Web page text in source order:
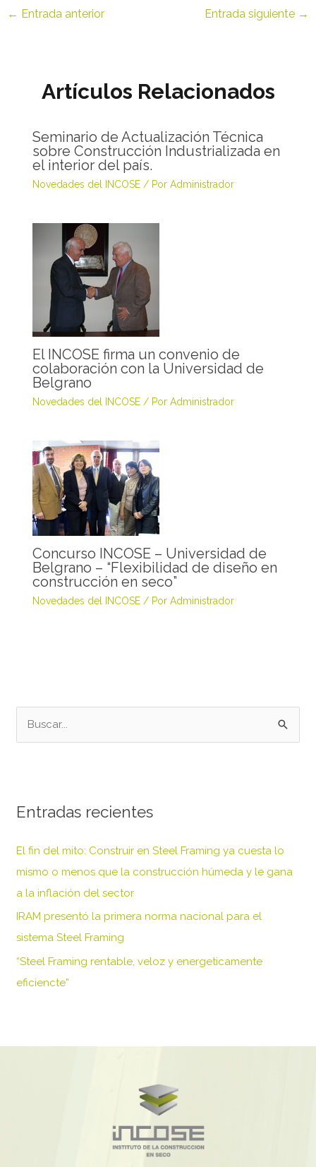
← Entrada anterior Entrada siguiente →
Artículos Relacionados
Seminario de Actualización Técnica
sobre Construcción Industrializada en
el interior del país.
Novedades del INCOSE/ Por Administrador
El INCOSE firma un convenio de
colaboración con la Universidad de
Belgrano
Novedades del INCOSE/ Por Administrador
Concurso INCOSE – Universidad de
Belgrano – “Flexibilidad de diseño en
construcción en seco”
Novedades del INCOSE/ Por Administrador
a
p
o
r
:
Entradas recientes
El fin del mito: Construir en Steel Framing ya cuesta lo
mismo o menos que la construcción húmeda y le gana
a la inflación del sector
IRAM presentó la primera norma nacional para el
sistema Steel Framing
“Steel Framing rentable, veloz y energeticamente
eficiencte”